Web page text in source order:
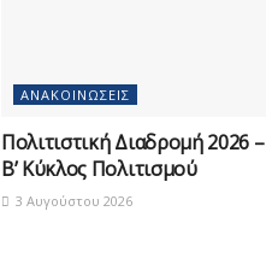
ΑΝΑΚΟΙΝΏΣΕΙΣ
Πολιτιστική Διαδρομή 2026 –
Β’ Κύκλος Πολιτισμού
3 Αυγούστου 2026